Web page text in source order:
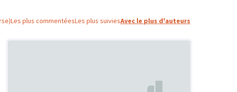
Les plus commentéesLes plus suiviesAvec le plus d'auteurs